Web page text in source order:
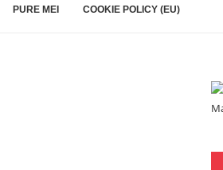
PURE MEI COOKIE POLICY (EU)